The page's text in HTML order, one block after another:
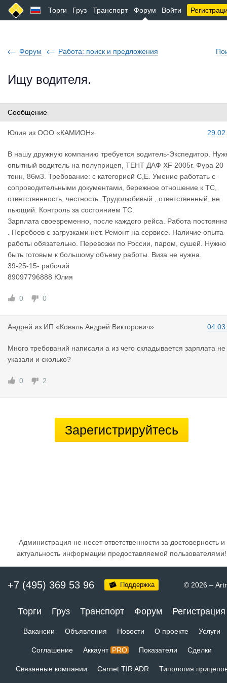
Торги Груз Транспорт Форум Войти
Форум Работа: поиск и предложения
Ищу водителя.
Сообщение
Юлия из ООО «КАМИОН»
В нашу дружную компанию требуется водитель-Экспедитор.
опытный водитель на полуприцеп, ТЕНТ ДАФ XF 2005г. Фура 20
тонн, 86м3. Требование: с категорией С,Е. Умение работать с
сопроводительными документами, бережное отношение к ТС,
ответственность, честность. Трудолюбивый , ответственный, не
пьющий. Контроль за состоянием ТС.
Зарплата своевременно, после каждого рейса. Работа
. Перебоев с загрузками нет. Ремонт на сервисе. Наличиe oпытa
рaбoты обязатeльнo. Перевозки по России, паром, сушей. Нужно
быть готовым к большому объему работы. Виза не нужна.
39-25-15- рабочий
89097796888 Юлия
0 0
Андрей из ИП «Коваль Андрей Викторович»
Много требований написали а из чего складывается зарплата не
указали и сколько?
0 2
Зарегистрируйтесь
Администрация не несет ответственности за достоверность и
актуальность информации предоставляемой пользователями!
+7 (495) 369 53 96 Поддержка © 2026 –
Торги Груз Транспорт Форум Регистрация
Вакансии Объявления Новости О проекте Услуги
Соглашение Аккаунт PRO Показатели Сделки
Связанные компании Carnet TIR ADR Типология